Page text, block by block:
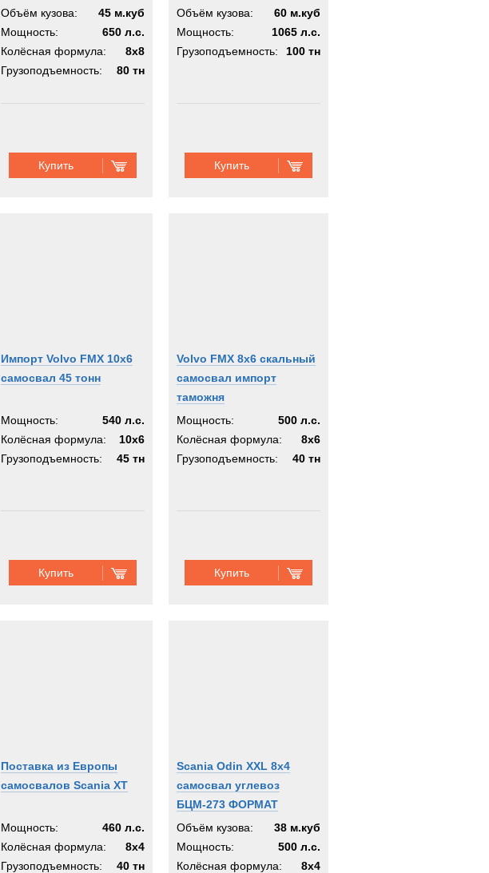
Объём кузова:
45 м.куб
Мощность:
650 л.с.
Колёсная формула:
8x8
Грузоподъемность:
80 тн
Купить
Объём кузова:
60 м.куб
Мощность:
1065 л.с.
Грузоподъемность:
100 тн
Купить
Импорт Volvo FMX 10x6
самосвал 45 тонн
Мощность:
540 л.с.
Колёсная формула:
10x6
Грузоподъемность:
45 тн
Купить
Volvo FMX 8x6 скальный
самосвал импорт
таможня
Мощность:
500 л.с.
Колёсная формула:
8x6
Грузоподъемность:
40 тн
Купить
Поставка из Европы
самосвалов Scania XT
Мощность:
460 л.с.
Колёсная формула:
8x4
Грузоподъемность:
40 тн
Scania Odin XXL 8х4
самосвал углевоз
БЦМ-273 ФОРМАТ
Объём кузова:
38 м.куб
Мощность:
500 л.с.
Колёсная формула:
8x4